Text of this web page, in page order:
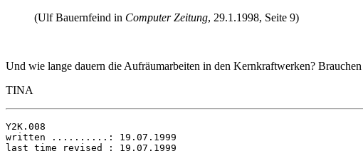
(Ulf Bauernfeind in Computer Zeitung, 29.1.1998, Seite 9)
Und wie lange dauern die Aufräumarbeiten in den Kernkraftwerken?
TINA
Y2K.008
written ..........: 19.07.1999